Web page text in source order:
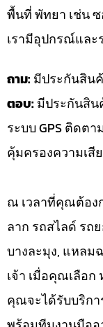
พื้นที่ พัทยา เช่น
เรามีอุปกรณ์และ
ถาม:มีประกันสิน
ตอบ:มีประกันสิน
ระบบ GPS ติดต
คุ้มครองความเสี
ณ เวลาที่คุณต้อง
ลาก รถสไลด์ รถ
บางละมุง, แหลม
เจ้า เมื่อคุณเลือ
คุณจะได้รับบริกา